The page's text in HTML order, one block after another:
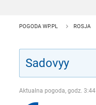
POGODA WP.PL ROSJA
Aktualna pogoda, godz. 3:44